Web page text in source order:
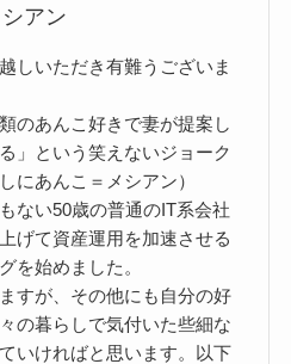
アン
しいただき有難うございま
のあんこ好きで妻が提案し
」という笑えないジョーク
にあんこ＝メシアン）
ない50歳の普通のIT系会社
げて資産運用を加速させる
を始めました。
すが、その他にも自分の好
の暮らしで気付いた些細な
いければと思います。以下